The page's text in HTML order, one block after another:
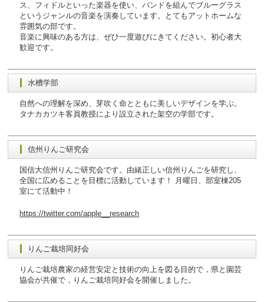
ス、フィドルといった楽器を使い、バンドを組んでブルーグラス
というジャンルの音楽を演奏しています。とてもアットホームな
雰囲気の部です。
音楽に興味のある方は、ぜひ一度遊びにきてください。初心者大
歓迎です。
水槽学部
自然への理解を深め、芽吹く命とともに美しいデザインを学ぶ。
タナカカツキ客員教授により設立された架空の学部です。
信州りんご研究会
国信大信州りんご研究会です。由緒正しい信州りんごを研究し、
全国に広めることを目標に活動しています！ 月曜日、部室棟205
室にて活動中！
https://twitter.com/apple__research
りんご栽培同好会
りんご栽培農家の経営安定と技術の向上を図る目的で，県と園芸
協会が共催で，りんご栽培同好会を開催しました。